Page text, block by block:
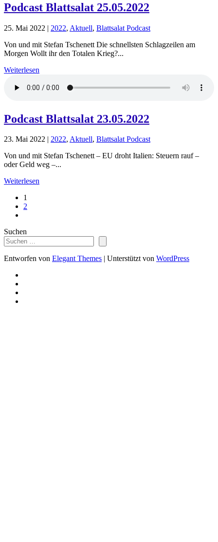
Podcast Blattsalat 25.05.2022
25. Mai 2022 | 2022, Aktuell, Blattsalat Podcast
Von und mit Stefan Tschenett Die schnellsten Schlagzeilen am
Morgen Wollt ihr den Totalen Krieg?...
Weiterlesen
Podcast Blattsalat 23.05.2022
23. Mai 2022 2022, Aktuell, Blattsalat Podcast
Von und mit Stefan Tschenett – EU droht Italien: Steuern rauf –
oder Geld weg –...
Weiterlesen
1
2
Suchen
Entworfen von Elegant Themes | Unterstützt von WordPress